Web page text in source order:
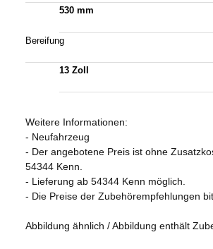
530 mm
Bereifung
13 Zoll
Weitere Informationen:
- Neufahrzeug
- Der angebotene Preis ist ohne
54344 Kenn.
- Lieferung ab 54344 Kenn möglich.
- Die Preise der Zubehörempfehlungen
Abbildung ähnlich / Abbildung enthält